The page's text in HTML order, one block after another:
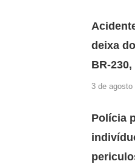
deixa
BR-
3 de agosto
Polícia